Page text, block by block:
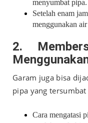
menyumbat pipa.
Setelah enam
menggunakan
2.
Garam juga bisa
pipa yang
Cara mengatasi